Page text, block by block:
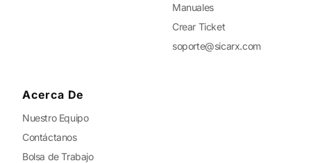
Manuales
Crear Ticket
soporte@sicarx.com
Acerca De
Nuestro Equipo
Contáctanos
Bolsa de Trabajo